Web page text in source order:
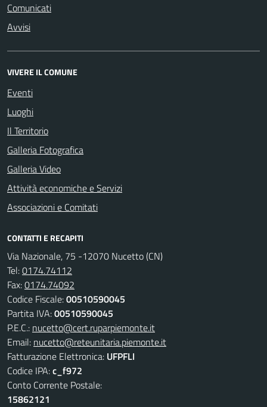
Comunicati
Avvisi
VIVERE IL COMUNE
Eventi
Luoghi
Il Territorio
Galleria Fotografica
Galleria Video
Attività economiche e Servizi
Associazioni e Comitati
CONTATTI E RECAPITI
Via Nazionale, 75 -12070 Nucetto (CN)
Tel:0174.74112
Fax:0174.74092
Codice Fiscale:00510590045
Partita IVA:00510590045
P.E.C.: nucetto@cert.ruparpiemonte.it
Email: nucetto@reteunitaria.piemonte.it
Fatturazione Elettronica: UFPFLI
Codice IPA:c_f972
Conto Corrente Postale:
15862121